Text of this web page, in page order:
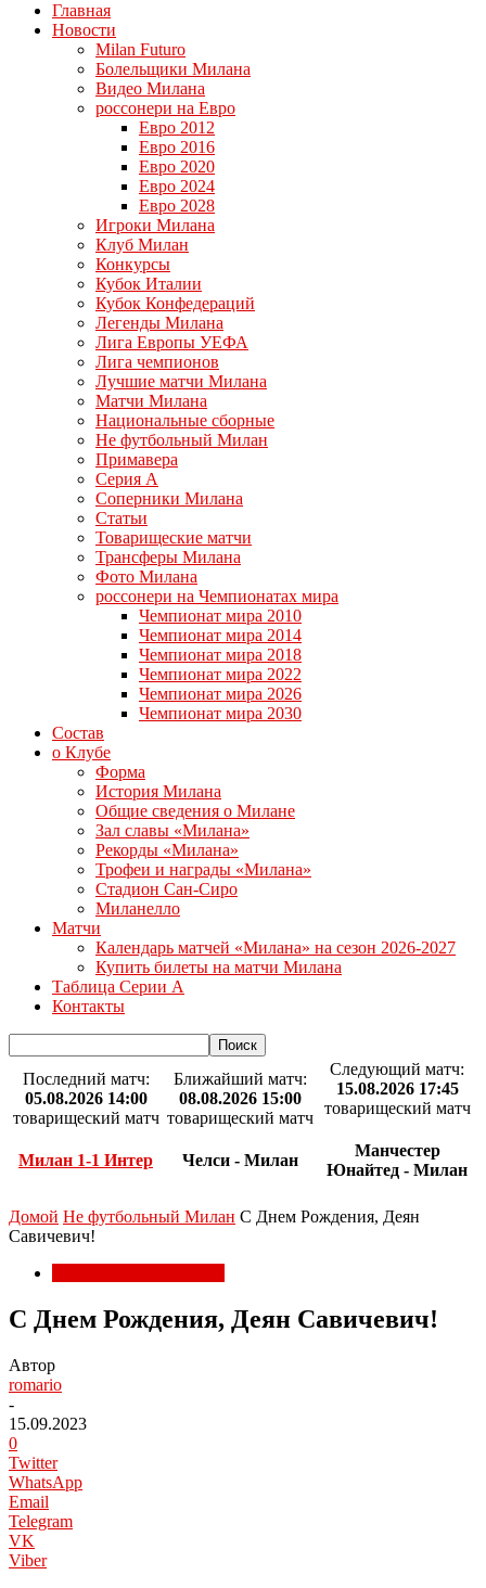
Главная
Новости
Milan Futuro
Болельщики Милана
Видео Милана
россонери на Евро
Евро 2012
Евро 2016
Евро 2020
Евро 2024
Евро 2028
Игроки Милана
Клуб Милан
Конкурсы
Кубок Италии
Кубок Конфедераций
Легенды Милана
Лига Европы УЕФА
Лига чемпионов
Лучшие матчи Милана
Матчи Милана
Национальные сборные
Не футбольный Милан
Примавера
Серия А
Соперники Милана
Статьи
Товарищеские матчи
Трансферы Милана
Фото Милана
россонери на Чемпионатах мира
Чемпионат мира 2010
Чемпионат мира 2014
Чемпионат мира 2018
Чемпионат мира 2022
Чемпионат мира 2026
Чемпионат мира 2030
Состав
о Клубе
Форма
История Милана
Общие сведения о Милане
Зал славы «Милана»
Рекорды «Милана»
Трофеи и награды «Милана»
Стадион Сан-Сиро
Миланелло
Матчи
Календарь матчей «Милана» на сезон 2026-2027
Купить билеты на матчи Милана
Таблица Серии А
Контакты
Последний матч:
05.08.2026 14:00
товарищеский матч
Милан 1-1 Интер
Ближайший матч:
08.08.2026 15:00
товарищеский матч
Челси - Милан
Следующий матч:
15.08.2026 17:45
товарищеский матч
Манчестер
Юнайтед - Милан
Домой Не футбольный Милан С Днем Рождения, Деян
Савичевич!
С Днем Рождения, Деян Савичевич!
Автор
romario
-
15.09.2023
0
Twitter
WhatsApp
Email
Telegram
VK
Viber